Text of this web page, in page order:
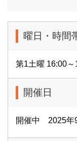
曜日・時間
第1土曜 16:00～
開催日
開催中 2025年